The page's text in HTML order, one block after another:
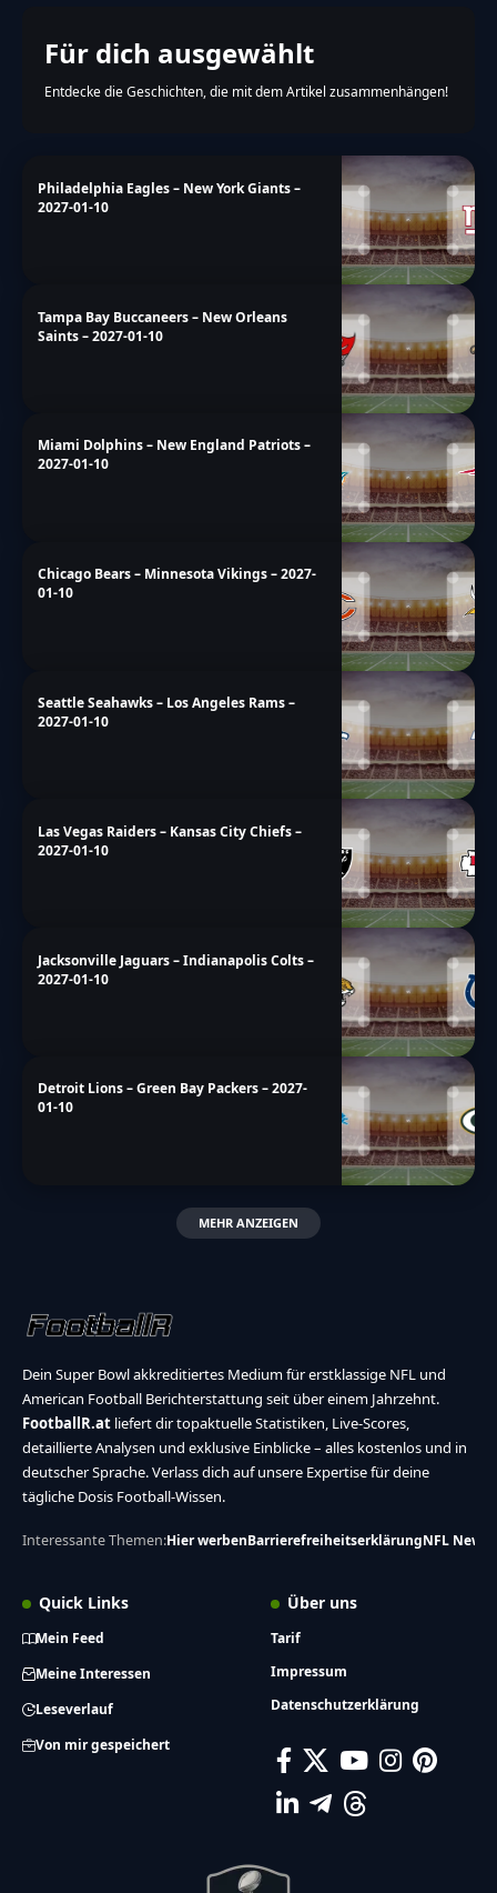
Für dich ausgewählt
Entdecke die Geschichten, die mit dem Artikel zusammenhängen!
Philadelphia Eagles – New York Giants –
2027-01-10
Tampa Bay Buccaneers – New Orleans
Saints – 2027-01-10
Miami Dolphins – New England Patriots –
2027-01-10
Chicago Bears – Minnesota Vikings – 2027-
01-10
Seattle Seahawks – Los Angeles Rams –
2027-01-10
Las Vegas Raiders – Kansas City Chiefs –
2027-01-10
Jacksonville Jaguars – Indianapolis Colts –
2027-01-10
Detroit Lions – Green Bay Packers – 2027-
01-10
MEHR ANZEIGEN
Dein Super Bowl akkreditiertes Medium für erstklassige NFL und
American Football Berichterstattung seit über einem Jahrzehnt.
FootballR.at liefert dir topaktuelle Statistiken, Live-Scores,
detaillierte Analysen und exklusive Einblicke – alles kostenlos und in
deutscher Sprache. Verlass dich auf unsere Expertise für deine
tägliche Dosis Football-Wissen.
Interessante Themen:Hier werbenBarrierefreiheitserklärungNFL News
Quick Links
Mein Feed
Meine Interessen
Leseverlauf
Von mir gespeichert
Über uns
Tarif
Impressum
Datenschutzerklärung